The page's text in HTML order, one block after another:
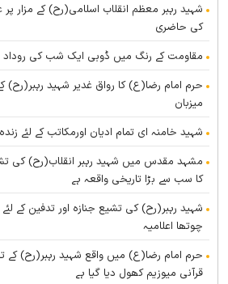
شہید رہبر معظم انقلاب اسلامی(رح) کے مزار پر
کی حاضری
مقاومت کے رنگ میں ڈوبی ایک شب کی روداد
حرم امام رضا(ع) کا رواق غدیر شہید رہبر(رح)
میزبان
شہید خامنہ ای تمام ادیان اورمکاتب کے لئے
مشہد مقدس میں شہید رہبر انقلاب(رح) کی
کا سب سے بڑا تاریخی واقعہ ہے
شہید رہبر(رح) کی تشیع جنازہ اور تدفین کے
چوتھا اعلامیہ
حرم امام رضا(ع) میں واقع شہید رہبر(رح) کے
قرآنی میوزیم کھول دیا گیا ہے